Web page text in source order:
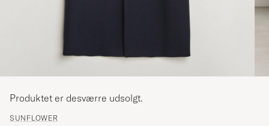
SUNFLOWER
Produktet er desværre udsolgt.